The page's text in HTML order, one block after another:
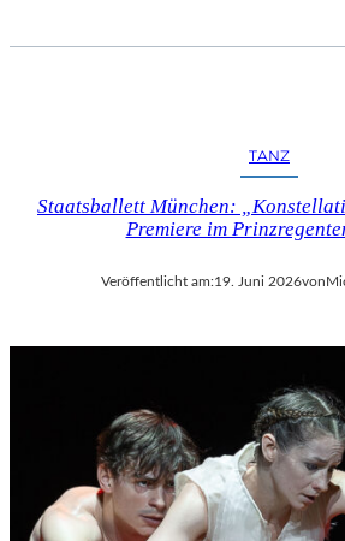
TANZ
Staatsballett München:
Premiere im
Veröffentlicht am:19. Juni 2026von